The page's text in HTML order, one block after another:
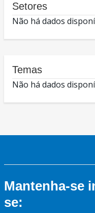
Setores
Não há dados
Temas
Não há dados
Mantenha-se
se: